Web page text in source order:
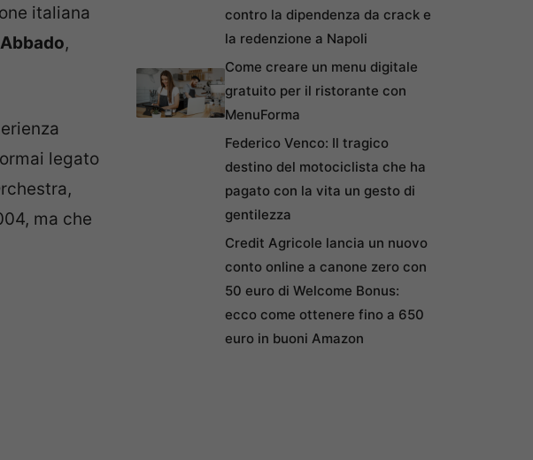
italiana
,
legato
ma che
contro la dipendenza da crack e
la redenzione a Napoli
Come creare un menu digitale
gratuito per il ristorante con
MenuForma
Federico Venco: Il tragico
destino del motociclista che ha
pagato con la vita un gesto di
gentilezza
Credit Agricole lancia un nuovo
conto online a canone zero con
50 euro di Welcome Bonus:
ecco come ottenere fino a 650
euro in buoni Amazon